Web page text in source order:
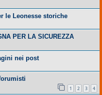
le Leonesse storiche
PER LA SICUREZZA
nei post
1 2 3 4